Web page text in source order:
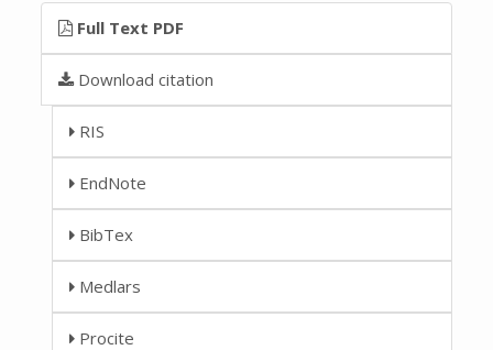
Full Text PDF
Download citation
RIS
EndNote
BibTex
Medlars
Procite